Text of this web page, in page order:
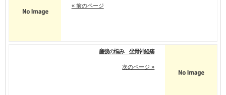
« 前のページ
産後の悩み 坐骨神経痛
次のページ »